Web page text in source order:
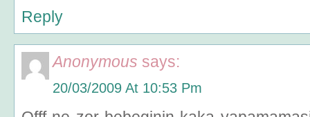
Reply
Anonymous says:
20/03/2009 At 10:53 Pm